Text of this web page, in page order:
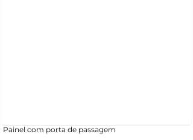
Painel com porta de passagem